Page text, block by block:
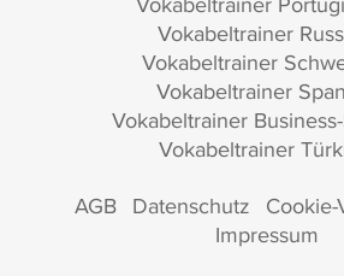
Vokabeltrainer
Vokabeltrainer
Vokabeltrainer
Vokabeltrainer
Vokabeltrainer
AGB Datenschutz
Impressum